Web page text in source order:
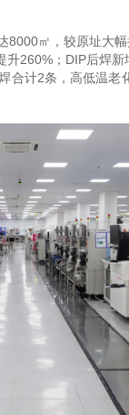
8000㎡，较原址大
260%；DIP后焊新
合计2条，高低温